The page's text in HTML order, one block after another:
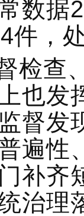
数据
件，
检查
也发
督发
遍性
补齐
治理